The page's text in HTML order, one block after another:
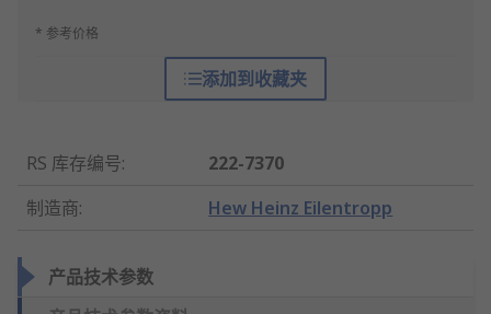
* 参考价格
添加到收藏夹
RS 库存编号:
222-7370
制造商: Hew Heinz Eilentropp
产品技术参数